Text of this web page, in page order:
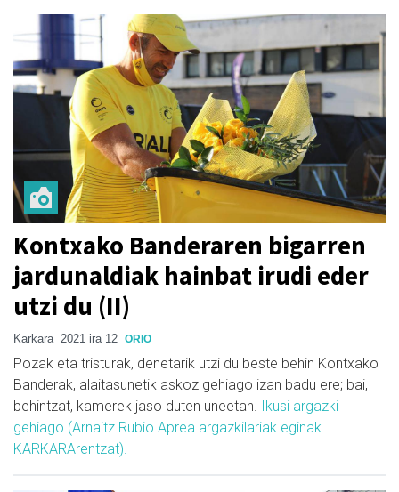
Kontxako Banderaren bigarren
jardunaldiak hainbat irudi eder
utzi du (II)
Karkara 2021 ira 12 ORIO
Pozak eta tristurak, denetarik utzi du beste behin Kontxako
Banderak, alaitasunetik askoz gehiago izan badu ere; bai,
behintzat, kamerek jaso duten uneetan.
Ikusi argazki
gehiago (Arnaitz Rubio Aprea argazkilariak eginak
KARKARArentzat).